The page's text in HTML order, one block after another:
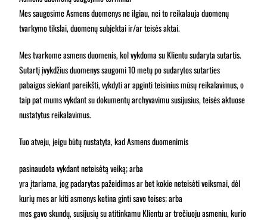
Mes saugosime Asmens duomenys ne ilgiau, nei to reikalauja duomenų
tvarkymo tikslai, duomenų subjektai ir/ar teisės aktai.
Mes tvarkome asmens duomenis, kol vykdoma su Klientu sudaryta sutartis.
Sutartį įvykdžius duomenys saugomi 10 metų po sudarytos sutarties
pabaigos siekiant pareikšti, vykdyti ar apginti teisinius mūsų reikalavimus, o
taip pat mums vykdant su dokumentų archyvavimu susijusius, teisės aktuose
nustatytus reikalavimus.
Tuo atveju, jeigu būtų nustatyta, kad Asmens duomenimis
pasinaudota vykdant neteisėtą veiką; arba
yra įtariama, jog padarytas pažeidimas ar bet kokie neteisėti veiksmai, dėl
kurių mes ar kiti asmenys ketina ginti savo teises; arba
mes gavo skundų, susijusių su atitinkamu Klientu ar trečiuoju asmeniu, kurio